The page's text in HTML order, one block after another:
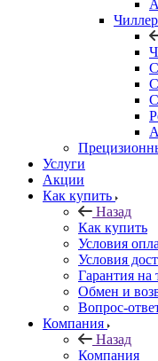
Услуги
Акции
Как купить
Назад
Как купить
Условия
Условия
Гарантия на
Обмен и
Вопрос-
Компания
Назад
Компания